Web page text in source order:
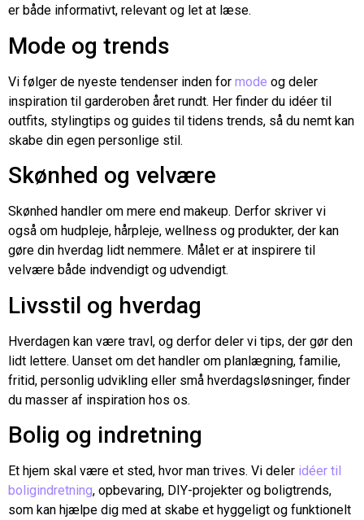
er både informativt, relevant og let at læse.
Mode og trends
Vi følger de nyeste tendenser inden for mode og deler
inspiration til garderoben året rundt. Her finder du idéer til
outfits, stylingtips og guides til tidens trends, så du nemt kan
skabe din egen personlige stil.
Skønhed og velvære
Skønhed handler om mere end makeup. Derfor skriver vi
også om hudpleje, hårpleje, wellness og produkter, der kan
gøre din hverdag lidt nemmere. Målet er at inspirere til
velvære både indvendigt og udvendigt.
Livsstil og hverdag
Hverdagen kan være travl, og derfor deler vi tips, der gør den
lidt lettere. Uanset om det handler om planlægning, familie,
fritid, personlig udvikling eller små hverdagsløsninger, finder
du masser af inspiration hos os.
Bolig og indretning
Et hjem skal være et sted, hvor man trives. Vi deler idéer til
boligindretning, opbevaring, DIY-projekter og boligtrends,
som kan hjælpe dig med at skabe et hyggeligt og funktionelt